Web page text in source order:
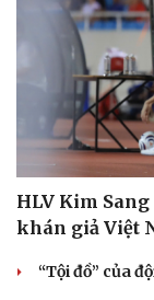
HLV Kim
khán giả Việt
“Tội đồ” của